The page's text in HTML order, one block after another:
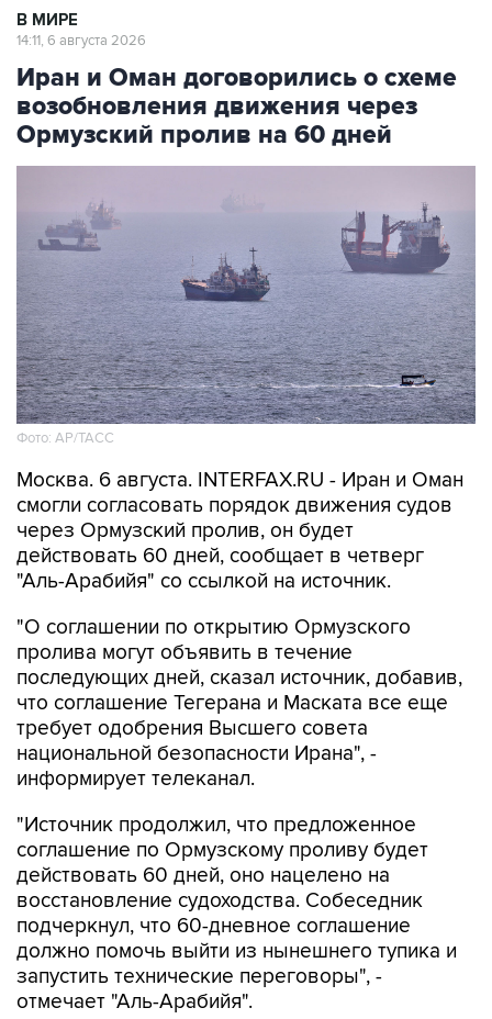
Иран и Оман договорились о схеме
возобновления движения через
Ормузский пролив на 60 дней
Фото: AP/ТАСС
Москва. 6 августа. INTERFAX.RU - Иран и Оман
через Ормузский пролив, он будет
действовать 60 дней, сообщает в четверг
"Аль-Арабийя" со ссылкой на источник.
"О соглашении по открытию Ормузского
последующих дней, сказал источник, добавив,
что соглашение Тегерана и Маската все еще
требует одобрения Высшего совета
национальной безопасности Ирана", -
информирует телеканал.
"Источник продолжил, что предложенное
действовать 60 дней, оно нацелено на
восстановление судоходства. Собеседник
подчеркнул, что 60-дневное соглашение
должно помочь выйти из нынешнего тупика и
запустить технические переговоры", -
отмечает "Аль-Арабийя".
По словам источника, входящие в Ормузский